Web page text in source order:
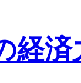
経済